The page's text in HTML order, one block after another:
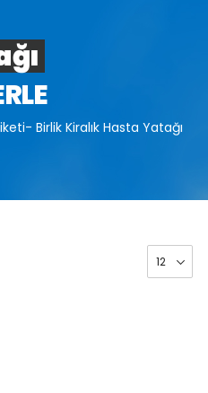
Birlik Kiralık Hasta Yatağı